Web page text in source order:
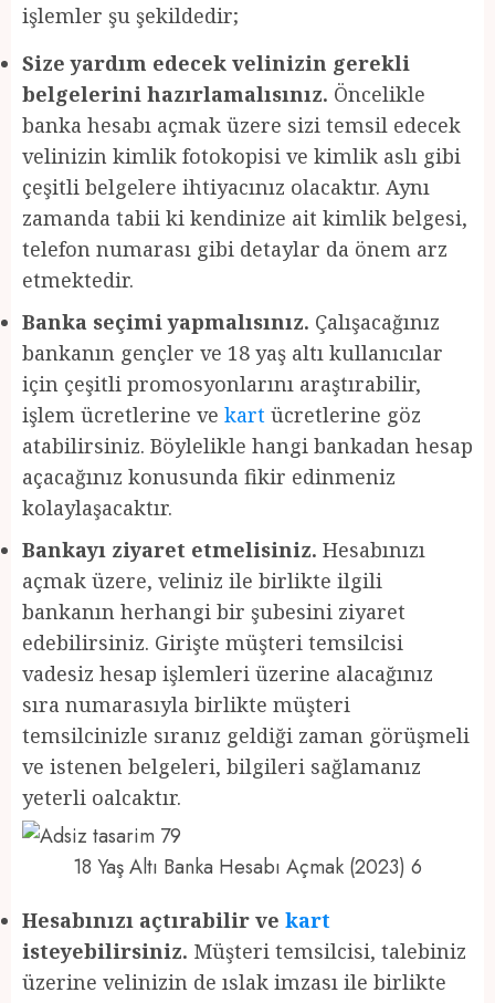
işlemler şu şekildedir;
Size yardım edecek velinizin gerekli
belgelerini hazırlamalısınız. Öncelikle
banka hesabı açmak üzere sizi temsil edecek
velinizin kimlik fotokopisi ve kimlik aslı gibi
çeşitli belgelere ihtiyacınız olacaktır. Aynı
zamanda tabii ki kendinize ait kimlik belgesi,
telefon numarası gibi detaylar da önem arz
etmektedir.
Banka seçimi yapmalısınız. Çalışacağınız
bankanın gençler ve 18 yaş altı kullanıcılar
için çeşitli promosyonlarını araştırabilir,
işlem ücretlerine ve kart ücretlerine göz
atabilirsiniz. Böylelikle hangi bankadan hesap
açacağınız konusunda fikir edinmeniz
kolaylaşacaktır.
Bankayı ziyaret etmelisiniz. Hesabınızı
açmak üzere, veliniz ile birlikte ilgili
bankanın herhangi bir şubesini ziyaret
edebilirsiniz. Girişte müşteri temsilcisi
vadesiz hesap işlemleri üzerine alacağınız
sıra numarasıyla birlikte müşteri
temsilcinizle sıranız geldiği zaman görüşmeli
ve istenen belgeleri, bilgileri sağlamanız
yeterli oalcaktır.
18 Yaş Altı Banka Hesabı Açmak (2023) 6
Hesabınızı açtırabilir ve kart
isteyebilirsiniz. Müşteri temsilcisi, talebiniz
üzerine velinizin de ıslak imzası ile birlikte